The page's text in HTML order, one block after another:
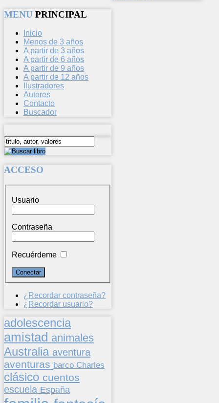
MENU PRINCIPAL
Inicio
Menos de 3 años
A partir de 3 años
A partir de 6 años
A partir de 9 años
A partir de 12 años
Ilustradores
Autores
Contacto
Buscador
ACCESO
Usuario
Contraseña
Recuérdeme
¿Recordar contraseña?
¿Recordar usuario?
adolescencia
amistad animales
Australia aventura
aventuras barco Charles
clásico cuentos
escuela España